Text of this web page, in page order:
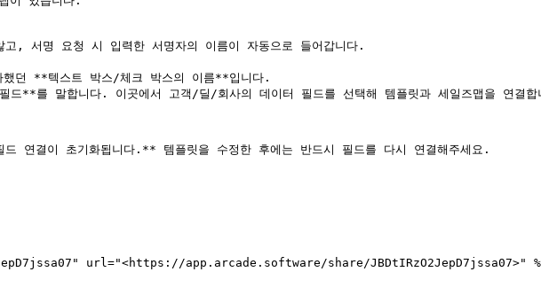
연결이 초기화됩니다.** 템플릿을 수정한 후에는 반드시 필드를 다시 연결해주세요.
url="<https://app.arcade.software/share/JBDtIRzO2JepD7jssa07>"